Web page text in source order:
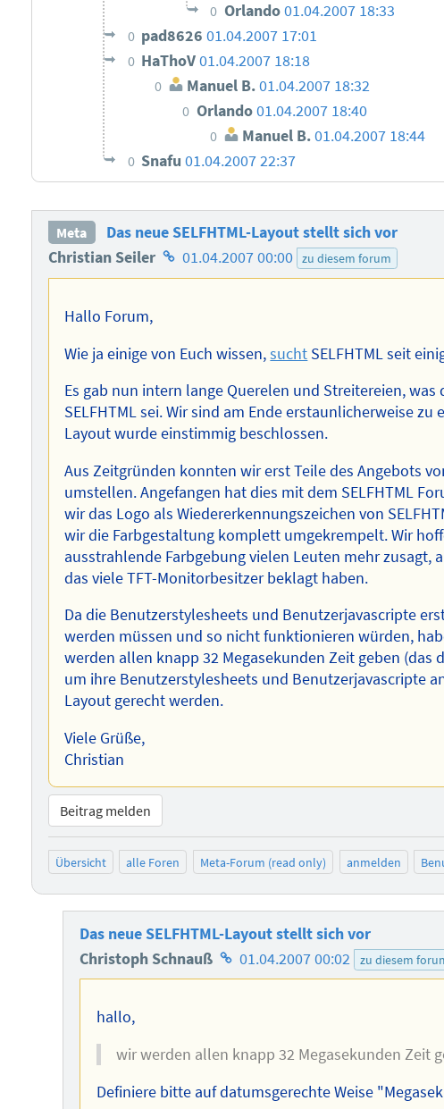
0 Orlando01.04.2007 18:33
0 pad862601.04.2007 17:01
0 HaThoV01.04.2007 18:18
0 Manuel B.01.04.2007 18:32
0 Orlando01.04.2007 18:40
0 Manuel B.01.04.2007 18:44
0 Snafu01.04.2007 22:37
Meta
Das neue SELFHTML-Layout stellt sich vor
Christian Seiler Homepage
des
01.04.2007 00:00 zu diesem forum
Hallo Forum,
Wie ja einige von Euch wissen,sucht SELFHTML seit
Es gab nun intern lange Querelen und Streitereien,
SELFHTML sei. Wir sind am Ende erstaunlicherweise
Layout wurde einstimmig beschlossen.
Aus Zeitgründen konnten wir erst Teile des Angebots
umstellen. Angefangen hat dies mit dem SELFHTML
wir das Logo als Wiedererkennungszeichen von
wir die Farbgestaltung komplett umgekrempelt. Wir
ausstrahlende Farbgebung vielen Leuten mehr zusagt,
das viele TFT-Monitorbesitzer beklagt haben.
Da die Benutzerstylesheets und Benutzerjavascripte
werden müssen und so nicht funktionieren würden,
werden allen knapp 32 Megasekunden Zeit geben (das
um ihre Benutzerstylesheets und Benutzerjavascripte
Layout gerecht werden.
Viele Grüße,
Christian
Beitrag melden
Übersicht alle Foren Meta-Forum (read only) anmelden
Das neue SELFHTML-Layout stellt sich vor
Christoph Schnauß Homepage
des
01.04.2007 00:02 zu diesem
hallo,
wir werden allen knapp 32 Megasekunden Zeit
Definiere bitte auf datumsgerechte Weise